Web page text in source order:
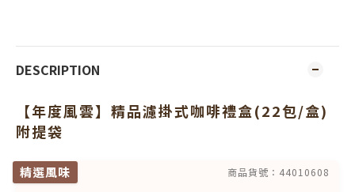
DESCRIPTION
【年度風雲】精品濾掛式咖啡禮盒(22包/盒)
附提袋
精選風味 商品貨號：44010608